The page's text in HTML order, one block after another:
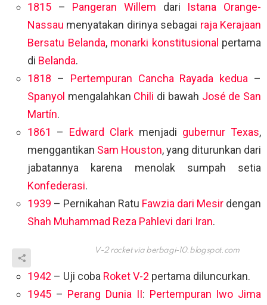
1815 – Pangeran Willem dari Istana Orange-
Nassau menyatakan dirinya sebagai raja Kerajaan
Bersatu Belanda, monarki konstitusional pertama
di Belanda.
1818 – Pertempuran Cancha Rayada kedua –
Spanyol mengalahkan Chili di bawah José de San
Martín.
1861
– Edward Clark menjadi gubernur Texas,
menggantikan Sam Houston, yang diturunkan dari
jabatannya karena menolak sumpah setia
Konfederasi.
1939 – Pernikahan Ratu Fawzia dari Mesir dengan
Shah Muhammad Reza Pahlevi dari Iran.
V-2 rocket via berbagi-10.blogspot.com
1942 – Uji coba Roket V-2 pertama diluncurkan.
1945 – Perang Dunia II: Pertempuran Iwo Jima